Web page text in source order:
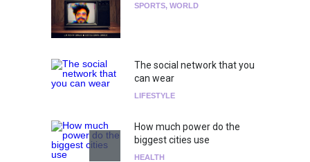
SPORTS, WORLD
The social network that you
can wear
LIFESTYLE
How much power do the
biggest cities use
HEALTH